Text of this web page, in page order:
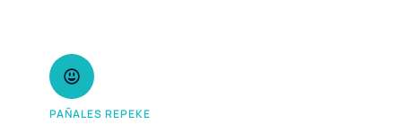
PAÑALES REPEKE